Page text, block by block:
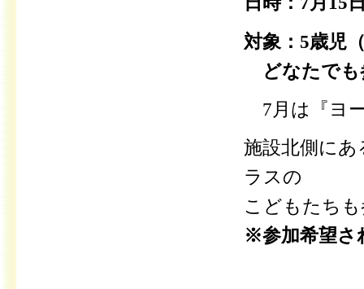
対象：5歳児
どなたでも
7月は『ヨ
施設北側に
ラスの
こどもたち
※参加希望さ